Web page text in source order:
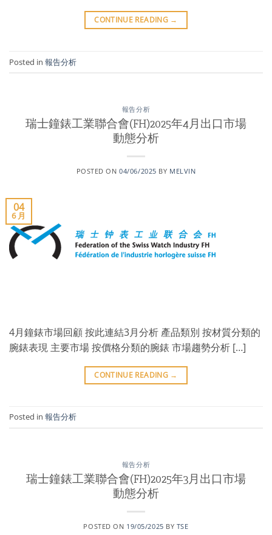
CONTINUE READING →
Posted in 報告分析
報告分析
瑞士鐘錶工業聯合會(FH)2025年4月出口市場
動態分析
POSTED ON04/06/2025 BY MELVIN
04
6 月
4月鐘錶市場回顧 按此連結3月分析 產品類別 按材質分類的
腕錶表現 主要市場 按價格分類的腕錶 市場趨勢分析 […]
CONTINUE READING →
Posted in 報告分析
報告分析
瑞士鐘錶工業聯合會(FH)2025年3月出口市場
動態分析
POSTED ON 19/05/2025 BY TSE